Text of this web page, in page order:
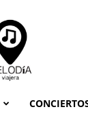
Melodia
Viajera